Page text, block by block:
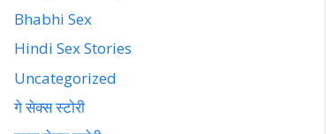
Bhabhi Sex
Hindi Sex Stories
Uncategorized
गे सेक्स स्टोरी